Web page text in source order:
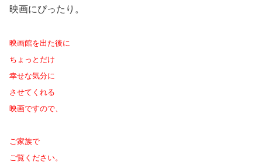
映画にぴったり。
映画館を出た後に
ちょっとだけ
幸せな気分に
させてくれる
映画ですので、
ご家族で
ご覧ください。